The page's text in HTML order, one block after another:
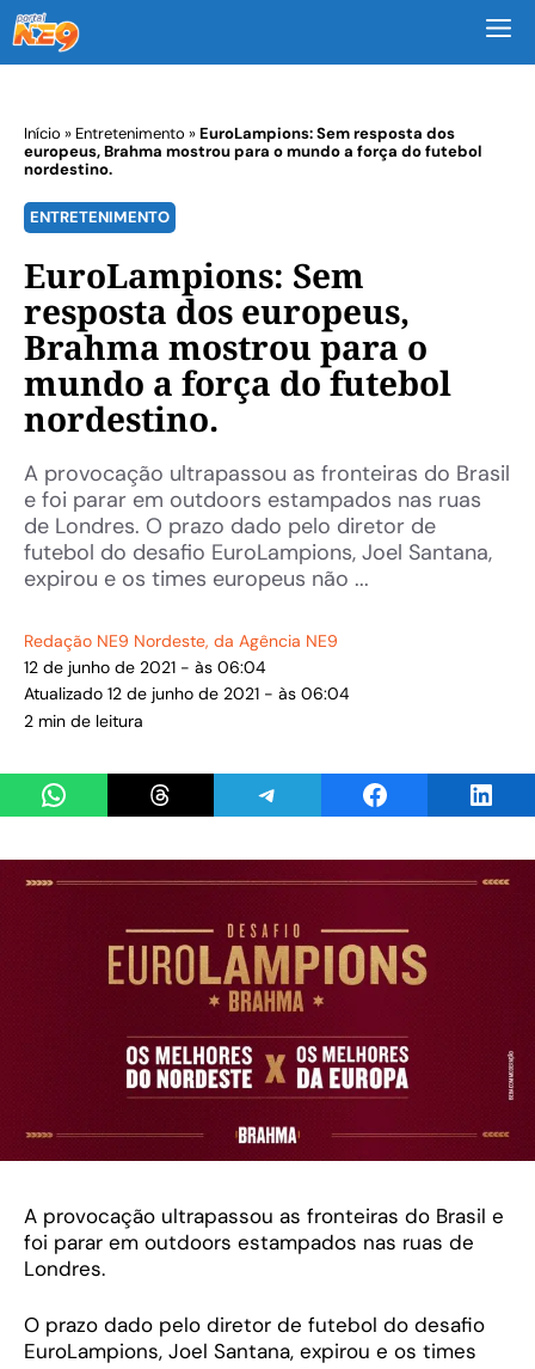
Início » Entretenimento »EuroLampions: Sem resposta dos
europeus, Brahma mostrou para o mundo a força do futebol
nordestino.
ENTRETENIMENTO
EuroLampions: Sem
resposta dos europeus,
Brahma mostrou para o
mundo a força do futebol
nordestino.
A provocação ultrapassou as fronteiras do Brasil
e foi parar em outdoors estampados nas ruas
de Londres. O prazo dado pelo diretor de
futebol do desafio EuroLampions, Joel Santana,
expirou e os times europeus não ...
Redação NE9 Nordeste, da Agência NE9
12 de junho de 2021 - às 06:04
Atualizado 12 de junho de 2021 - às 06:04
2 min de leitura
Share on WhatsAppShare on ThreadsShare on TelegramShare on Facebook
A provocação ultrapassou as fronteiras do Brasil e
foi parar em outdoors estampados nas ruas de
Londres.
O prazo dado pelo diretor de futebol do desafio
EuroLampions, Joel Santana, expirou e os times